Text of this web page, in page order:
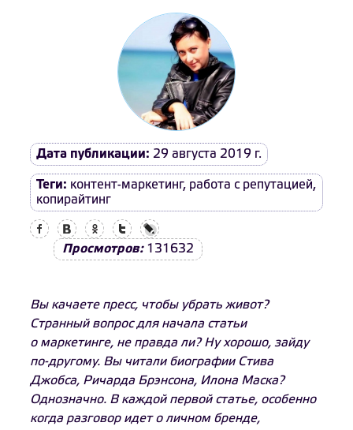
Дата публикации: 29 августа 2019 г.
Теги: контент-маркетинг, работа с репутацией,
копирайтинг
Просмотров:131632
Вы качаете пресс, чтобы убрать живот?
Странный вопрос для начала статьи
о маркетинге, не правда ли? Ну хорошо, зайду
по-другому. Вы читали биографии Стива
Джобса, Ричарда Брэнсона, Илона Маска?
Однозначно. В каждой первой статье, особенно
когда разговор идет о личном бренде,